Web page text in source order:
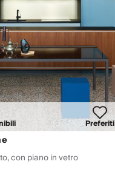
Preferiti
con piano in vetro